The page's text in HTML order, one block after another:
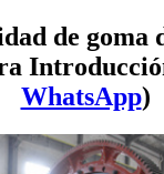
de goma
WhatsApp)